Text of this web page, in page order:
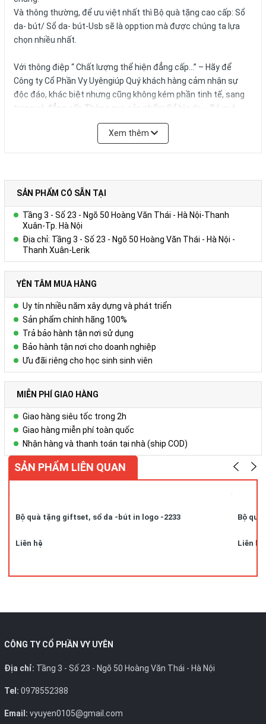
Và thông thường, để ưu việt nhất thì Bộ quà tặng cao cấp: Sổ
da- bút/ Sổ da- bút-Usb sẽ là opption mà được chúng ta lựa
chọn nhiều nhất.
Với thông điệp “ Chất lượng thể hiện đẳng cấp…” – Hãy để
Công ty Cổ Phần Vy Uyêngiúp Quý khách hàng cảm nhận sự
độc đáo, khác biệt nhưng cũng không kém phần tinh tế, sang
trọng và đẳng cấp Thông qua sản phẩm Sổ bìa da – Bộ quà
Vui lòng liên hệ Ms. Uyên để được tư vấn thêm.
Xem thêm
SẢN PHẨM CÓ SẴN TẠI
Tầng 3 - Số 23 - Ngõ 50 Hoàng Văn Thái - Hà Nội-Thanh
Xuân-Tp. Hà Nội
Địa chỉ: Tầng 3 - Số 23 - Ngõ 50 Hoàng Văn Thái - Hà Nội -
Thanh Xuân-Lerik
YÊN TÂM MUA HÀNG
Uy tín nhiều năm xây dựng và phát triển
Sản phẩm chính hãng 100%
Trả bảo hành tận nơi sử dụng
Bảo hành tận nơi cho doanh nghiệp
Ưu đãi riêng cho học sinh sinh viên
MIỄN PHÍ GIAO HÀNG
Giao hàng siêu tốc trong 2h
Giao hàng miễn phí toàn quốc
Nhận hàng và thanh toán tại nhà (ship COD)
SẢN PHẨM LIÊN QUAN
Bộ quà tặng giftset, sổ da -bút in logo -2233
Liên hệ
Bộ
Liên hệ
CÔNG TY CỔ PHẦN VY UYÊN
Địa chỉ: Tầng 3 - Số 23 - Ngõ 50 Hoàng Văn Thái - Hà Nội
Tel: 0978552388
Email: vyuyen0105@gmail.com